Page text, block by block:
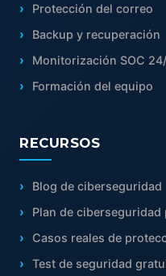
Protección del correo
Backup y recuperación
Monitorización SOC
Formación del equipo
RECURSOS
Blog de ciberseguridad
Plan de ciberseguridad
Casos reales de
Test de seguridad